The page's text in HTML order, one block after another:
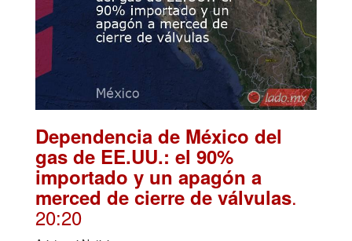
Dependencia de México del
gas de EE.UU.: el 90%
importado y un apagón a
merced de cierre de válvulas.
20:20